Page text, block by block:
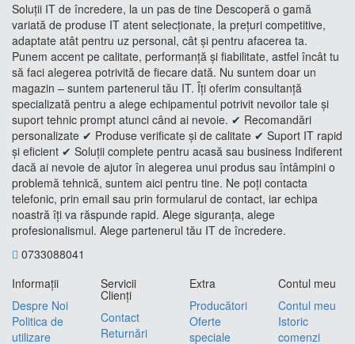
Soluții IT de încredere, la un pas de tine Descoperă o gamă
variată de produse IT atent selecționate, la prețuri competitive,
adaptate atât pentru uz personal, cât și pentru afacerea ta.
Punem accent pe calitate, performanță și fiabilitate, astfel încât tu
să faci alegerea potrivită de fiecare dată. Nu suntem doar un
magazin – suntem partenerul tău IT. Îți oferim consultanță
specializată pentru a alege echipamentul potrivit nevoilor tale și
suport tehnic prompt atunci când ai nevoie. ✔ Recomandări
personalizate ✔ Produse verificate și de calitate ✔ Suport IT rapid
și eficient ✔ Soluții complete pentru acasă sau business Indiferent
dacă ai nevoie de ajutor în alegerea unui produs sau întâmpini o
problemă tehnică, suntem aici pentru tine. Ne poți contacta
telefonic, prin email sau prin formularul de contact, iar echipa
noastră îți va răspunde rapid. Alege siguranța, alege
profesionalismul. Alege partenerul tău IT de încredere.
0733088041
Informaţii
Despre Noi
Politica de
utilizare
Servicii
Clienţi
Contact
Returnări
Extra
Producători
Oferte
speciale
Contul meu
Contul meu
Istoric
comenzi